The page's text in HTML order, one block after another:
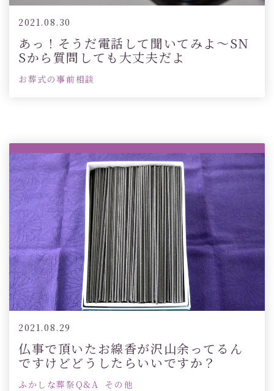
あっ！そうだ電話して聞いてみよ～SN
Sから質問しても大丈夫だよ
2021.08.30
お葬式の事前相談
仏事で頂いたお線香が沢山余ってるん
ですけどどうしたらいいですか？
2021.08.29
ふかしな葬祭Q&A その他